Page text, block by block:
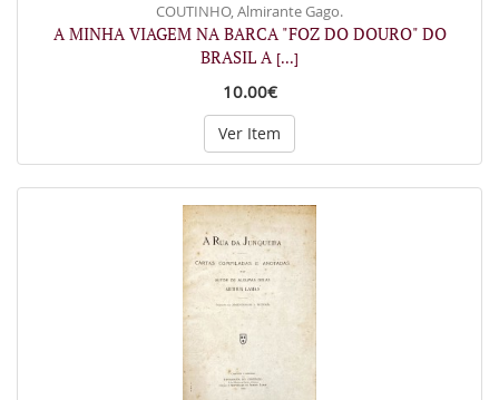
COUTINHO, Almirante Gago.
A MINHA VIAGEM NA BARCA "FOZ DO DOURO" DO
BRASIL A [...]
10.00€
Ver Item